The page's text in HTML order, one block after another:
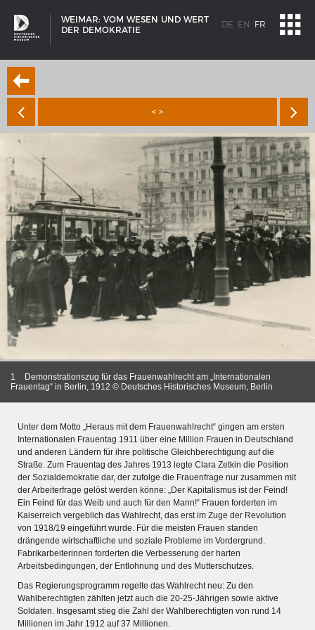
WEIMAR: VOM WESEN UND WERT
DER DEMOKRATIE
DE EN FR
SCHIFFSTYPEN
Entwicklungen im europäischen Schiffbau
MERIANS DEUTSCHLAND 1642 - 1654
Interaktive Karte
Bildergalerie Topographia Germaniae
Impressum
< >
1
Demonstrationszug für das Frauenwahlrecht am „Internationalen
Frauentag“ in Berlin, 1912 © Deutsches Historisches Museum, Berlin
Unter dem Motto „Heraus mit dem Frauenwahlrecht“ gingen am ersten
Internationalen Frauentag 1911 über eine Million Frauen in Deutschland
und anderen Ländern für ihre politische Gleichberechtigung auf die
Straße. Zum Frauentag des Jahres 1913 legte Clara Zetkin die Position
der Sozialdemokratie dar, der zufolge die Frauenfrage nur zusammen mit
der Arbeiterfrage gelöst werden könne: „Der Kapitalismus ist der Feind!
Ein Feind für das Weib und auch für den Mann!“ Frauen forderten im
Kaiserreich vergeblich das Wahlrecht, das erst im Zuge der Revolution
von 1918/19 eingeführt wurde. Für die meisten Frauen standen
drängende wirtschaftliche und soziale Probleme im Vordergrund.
Fabrikarbeiterinnen forderten die Verbesserung der harten
Arbeitsbedingungen, der Entlohnung und des Mutterschutzes.
Das Regierungsprogramm regelte das Wahlrecht neu: Zu den
Wahlberechtigten zählten jetzt auch die 20-25-Jährigen sowie aktive
Soldaten. Insgesamt stieg die Zahl der Wahlberechtigten von rund 14
Millionen im Jahr 1912 auf 37 Millionen.